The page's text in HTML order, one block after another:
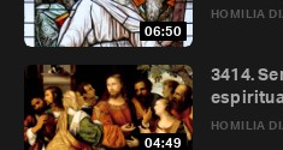
06:50
HOMILIA
04:49
HOMILIA
3414.
espiritual